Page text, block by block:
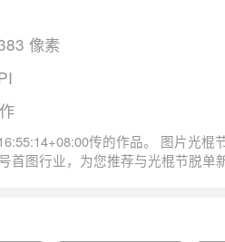
像素